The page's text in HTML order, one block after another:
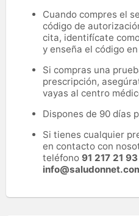
Cuando compres el
código de
cita, identifícate
y enseña el código
Si compras una
prescripción,
vayas al centro
Dispones de 90 días
Si tienes cualquier
en contacto con
teléfono 91 217 21 93